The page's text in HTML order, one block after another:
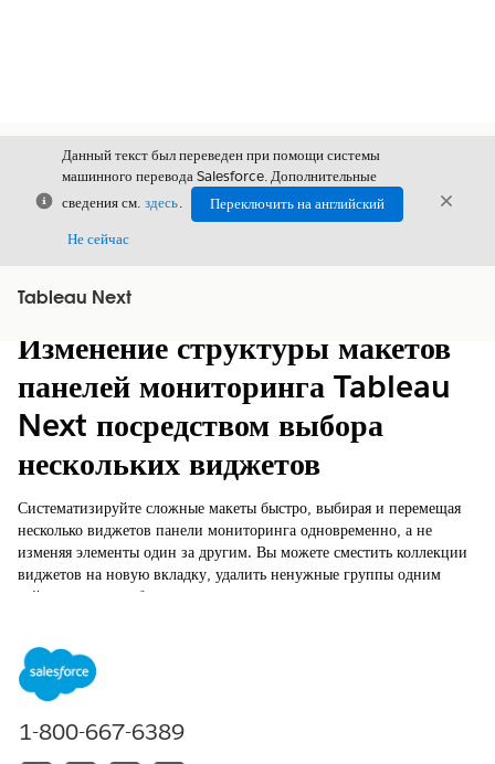
Закрыть
Данный текст был переведен при помощи системы
машинного перевода Salesforce. Дополнительные
сведения см. здесь.
Переключить на английский
Не сейчас
Tableau NextПоказать содержание
Содержание
Изменение структуры макетов
панелей мониторинга Tableau
Next посредством выбора
нескольких виджетов
Систематизируйте сложные макеты быстро, выбирая и перемещая
несколько виджетов панели мониторинга одновременно, а не
изменяя элементы один за другим. Вы можете сместить коллекции
виджетов на новую вкладку, удалить ненужные группы одним
действием или дублировать визуальные разделы в макетах.
Просмотр поддерживаемых версий.
ТРЕБУЕМЫЕ ПОЛНОМОЧИЯ ПОЛЬЗОВАТЕЛЯ
1-800-667-6389